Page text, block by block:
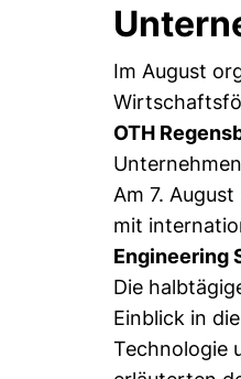
Im August
OTH
Am 7.
mit
Engineering
Die
Einblick in
Technologie